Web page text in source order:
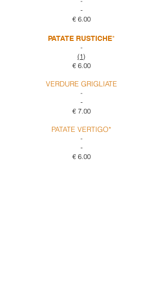
-
€ 6.00
PATATE RUSTICHE*
-
(1)
€ 6.00
VERDURE GRIGLIATE
-
-
€ 7.00
PATATE VERTIGO*
-
-
€ 6.00